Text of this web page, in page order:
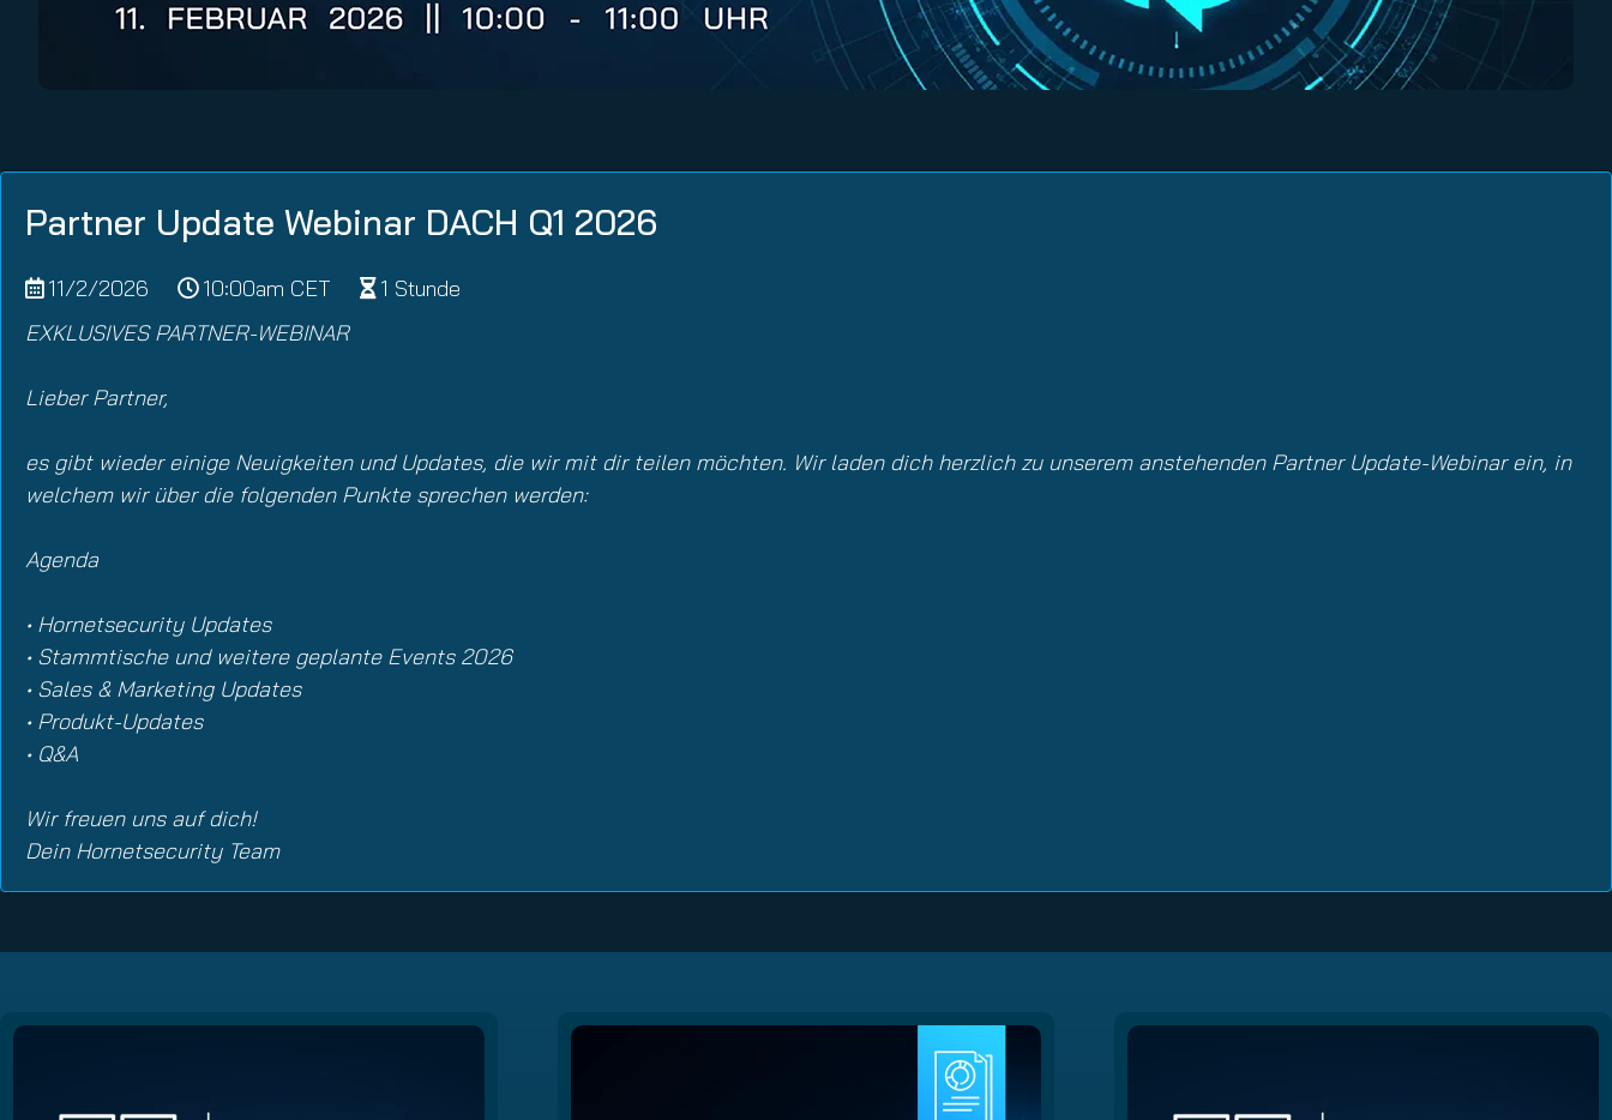
Email Continuity Service
Partner Update Webinar DACH Q1 2026
11/2/2026 10:00am CET
1 Stunde
EXKLUSIVES PARTNER-WEBINAR
Lieber Partner,
es gibt wieder einige Neuigkeiten und Updates, die wir mit dir teilen möchten. Wir laden dich herzlich zu unserem anstehenden Partner Update-Webinar ein, in
welchem wir über die folgenden Punkte sprechen werden:
Agenda
• Hornetsecurity Updates
• Stammtische und weitere geplante Events 2026
• Sales & Marketing Updates
• Produkt-Updates
• Q&A
Wir freuen uns auf dich!
Dein Hornetsecurity Team